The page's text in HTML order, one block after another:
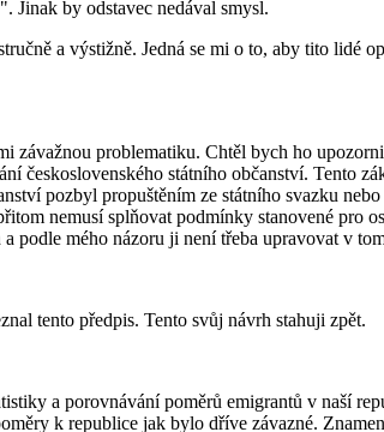
Jinak by odstavec nedával smysl.
a výstižně. Jedná se mi o to, aby tito lidé
závažnou problematiku. Chtěl bych ho
československého státního občanství. Tento
pozbyl propuštěním ze státního svazku
nemusí splňovat podmínky stanovené pro
podle mého názoru ji není třeba upravovat v
tento předpis. Tento svůj návrh stahuji zpět.
a porovnávání poměrů emigrantů v naší
k republice jak bylo dříve závazné.